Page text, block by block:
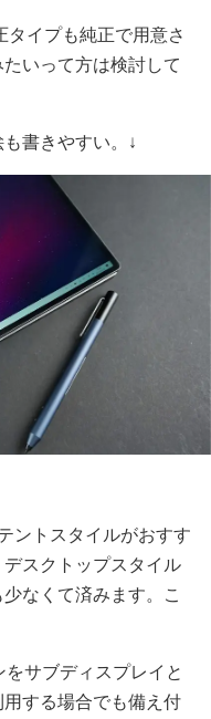
イプも純正で用意さ
いって方は検討して
書きやすい。↓
ントスタイルがおすす
スクトップスタイル
なくて済みます。こ
サブディスプレイと
する場合でも備え付